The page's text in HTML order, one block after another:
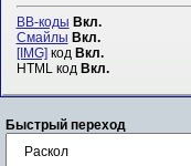
BB-коды Вкл.
Смайлы Вкл.
[IMG]код Вкл.
HTML код Вкл.
Быстрый переход